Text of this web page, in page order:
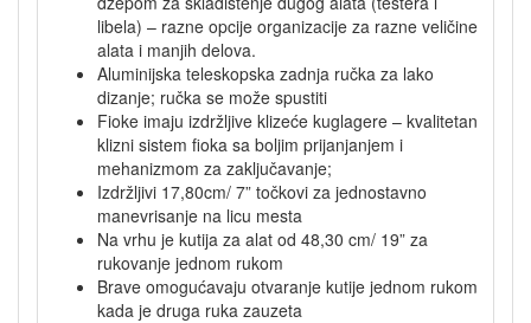
libela) – razne opcije organizacije za razne veličine
alata i manjih delova.
Aluminijska teleskopska zadnja ručka za lako
dizanje; ručka se može spustiti
Fioke imaju izdržljive klizeće kuglagere – kvalitetan
klizni sistem fioka sa boljim prijanjanjem i
mehanizmom za zaključavanje;
Izdržljivi 17,80cm/ 7” točkovi za jednostavno
manevrisanje na licu mesta
Na vrhu je kutija za alat od 48,30 cm/ 19” za
rukovanje jednom rukom
Brave omogućavaju otvaranje kutije jednom rukom
kada je druga ruka zauzeta